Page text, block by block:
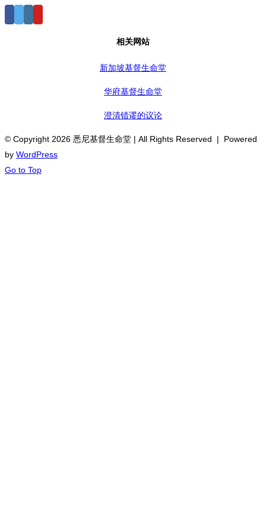
相关网站
新加坡基督生命堂
华府基督生命堂
澄清错谬的议论
© Copyright 2026 悉尼基督生命堂 | All Rights Reserved | Powered
by WordPress
Go to Top